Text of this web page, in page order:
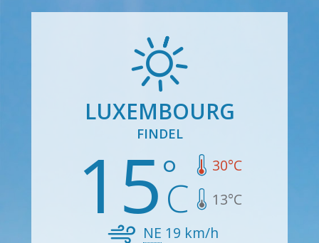
LUXEMBOURG
FINDEL
15 30°C
13°C
NE 19 km/h